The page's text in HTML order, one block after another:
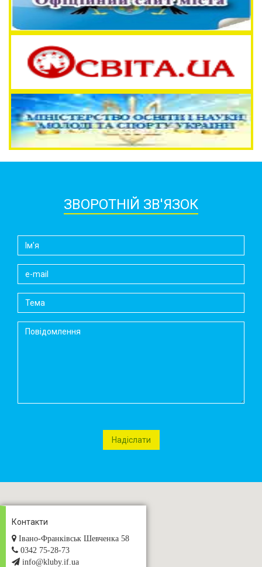
ЗВОРОТНІЙ ЗВ'ЯЗОК
Контакти
Івано-Франківськ Шевченка 58
0342 75-28-73
info@kluby.if.ua